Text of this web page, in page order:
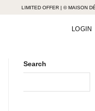
LIMITED OFFER | © MAISON DÉ
LOGIN
Search